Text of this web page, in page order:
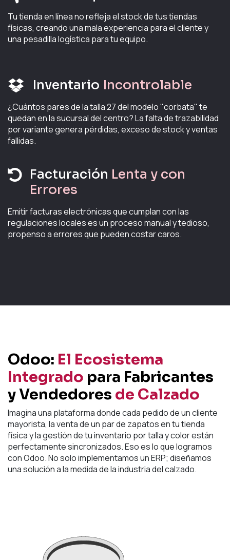
Tu tienda en línea no refleja el stock de tus tiendas
físicas, creando una mala experiencia para el cliente y
una pesadilla logística para tu equipo.
Inventario Incontrolable
¿Cuántos pares de la talla 27 del modelo "corbata" te
quedan en la sucursal del centro? La falta de trazabilidad
por variante genera pérdidas, exceso de stock y ventas
fallidas.
Facturación Lenta y con
Errores
Emitir facturas electrónicas que cumplan con las
regulaciones locales es un proceso manual y tedioso,
propenso a errores que pueden costar caros.
Odoo: El Ecosistema
Integrado para Fabricantes
y Vendedores de Calzado
Imagina una plataforma donde cada pedido de un cliente
mayorista, la venta de un par de zapatos en tu tienda
física y la gestión de tu inventario por talla y color están
perfectamente sincronizados. Eso es lo que logramos
con Odoo. No solo implementamos un ERP; diseñamos
una solución a la medida de la industria del calzado.